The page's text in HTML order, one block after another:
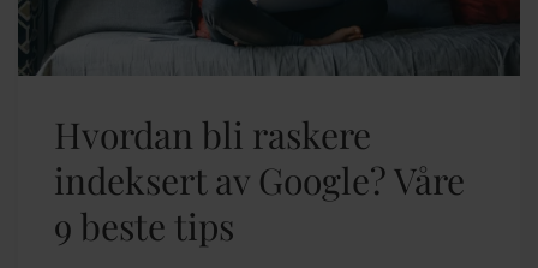
Hvordan bli raskere
indeksert av Google? Våre
9 beste tips